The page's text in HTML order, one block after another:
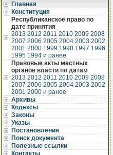
Главная
Конституция
Республиканское право по
дате принятия
2013 2012 2011 2010 2009 2008
2007 2006 2005 2004 2003 2002
2001 2000 1999 1998 1997 1996
1995 1994 и ранее
Правовые акты местных
органов власти по датам
2013 2012 2011 2010 2009 2008
2007 2006 2005 2004 2003 2002
2001 2000 и ранее
Архивы
Кодексы
Законы
Указы
Постановления
Поиск документа
Полезные ссылки
Контакты